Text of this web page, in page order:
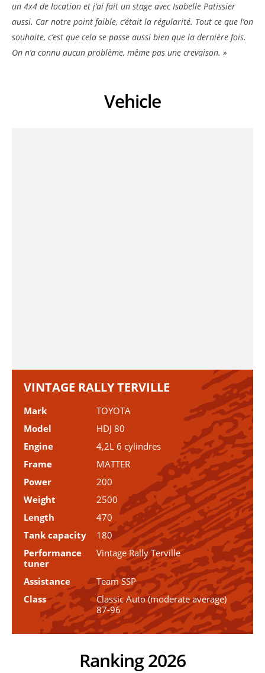
un 4x4 de location et j’ai fait un stage avec Isabelle Patissier
aussi. Car notre point faible, c’était la régularité. Tout ce que l’on
souhaite, c’est que cela se passe aussi bien que la dernière fois.
On n’a connu aucun problème, même pas une crevaison. »
Vehicle
VINTAGE RALLY TERVILLE
Mark
TOYOTA
Model
HDJ 80
Engine
4,2L 6 cylindres
Frame
MATTER
Power
200
Weight
2500
Length
470
Tank capacity
180
Performance
tuner
Vintage Rally Terville
Assistance
Team SSP
Class
Classic Auto (moderate average)
87-96
Ranking 2026